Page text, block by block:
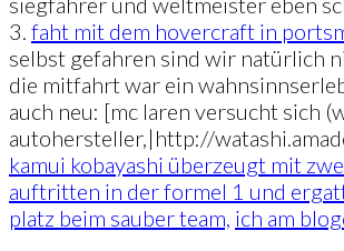
3. faht mit dem hovercraft in
selbst gefahren sind wir natürlich
die mitfahrt war ein
auch neu: [mc laren versucht sich
autohersteller,|http://
kamui kobayashi überzeugt mit
auftritten in der formel 1 und
platz beim sauber team, ich am